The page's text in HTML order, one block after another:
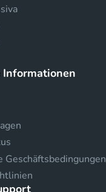
Geschäftsbedingungen